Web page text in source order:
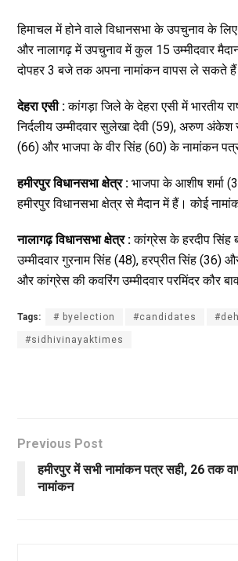
b
o
o
k
er s
A
p
p
gr
a
m
e
हिमाचल में होने वाले विधानसभा के उपचुनाव के
और नालागढ़ में उपचुनाव में कुल 15 उम्मीदवार
दोपहर 3 बजे तक अपना नामांकन वापस ले सकते हैं।
देहरा एसी :कांगड़ा जिले के देहरा एसी में भारतीय
निर्दलीय उम्मीदवार सुलेखा देवी (59), अरुण
(66) और भाजपा के वीर सिंह (60) के नामांकन
हमीरपुर विधानसभा क्षेत्र : भाजपा के आशीष शर्मा
हमीरपुर विधानसभा क्षेत्र से मैदान में हैं। कोई
नालागढ़ विधानसभा क्षेत्र :कांग्रेस के हरदीप सिंह
उम्मीदवार गुरनाम सिंह (48), हरप्रीत सिंह (36)
और कांग्रेस की कवरिंग उम्मीदवार परमिंदर कौर
Tags: # byelection #candidates
#sidhivinayaktimes
Previous Post
हमीरपुर में सभी नामांकन पत्र सही, 26 तक
नामांकन